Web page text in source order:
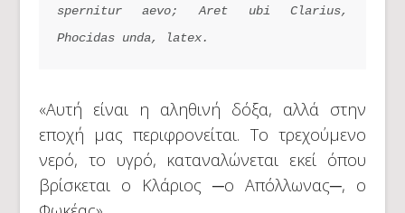
spernitur aevo; Aret ubi Clarius,
Phocidas unda, latex.
«Αυτή είναι η αληθινή δόξα, αλλά στην
εποχή μας περιφρονείται. Το τρεχούμενο
νερό, το υγρό, καταναλώνεται εκεί όπου
βρίσκεται ο Κλάριος ─ο Απόλλωνας─, ο